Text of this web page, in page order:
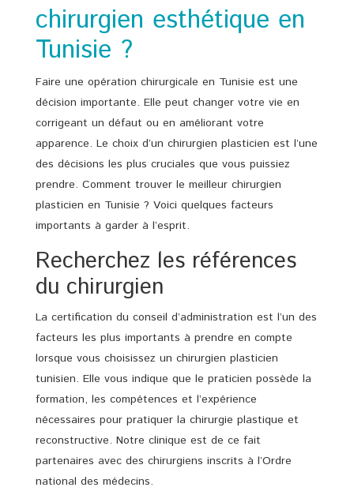
chirurgien esthétique en
Tunisie ?
Faire une opération chirurgicale en Tunisie est une
décision importante. Elle peut changer votre vie en
corrigeant un défaut ou en améliorant votre
apparence. Le choix d’un chirurgien plasticien est l’une
des décisions les plus cruciales que vous puissiez
prendre. Comment trouver le meilleur chirurgien
plasticien en Tunisie ? Voici quelques facteurs
importants à garder à l’esprit.
Recherchez les références
du chirurgien
La certification du conseil d’administration est l’un des
facteurs les plus importants à prendre en compte
lorsque vous choisissez un chirurgien plasticien
tunisien. Elle vous indique que le praticien possède la
formation, les compétences et l’expérience
nécessaires pour pratiquer la chirurgie plastique et
reconstructive. Notre clinique est de ce fait
partenaires avec des chirurgiens inscrits à l’Ordre
national des médecins.